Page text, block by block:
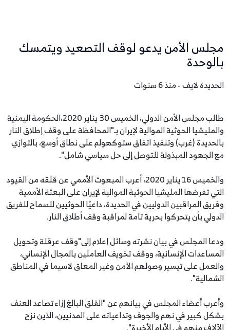
مجلس الأمن يدعو لوقف التصعيد ويتمسك
بالوحدة
الحديدة لايف - منذ 6 سنوات
طالب مجلس الأمن الدولي، الخميس 30 يناير 2020،الحكومة اليمنية
والمليشيا الحوثية الموالية لإيران بـ"المحافظة على وقف إطلاق النار
بالحديدة (غرب) وتنفيذ اتفاق ستوكهولم على نطاق أوسع، بالتوازي
مع الجهود المبذولة للتوصل إلى حل سياسي شامل".
والخميس 16 يناير 2020، أعرب المبعوث الأممي عن قلقه من القيود
التي تفرضها المليشيا الحوثية الموالية لإيران على البعثة الأممية
وفريق المراقبين الدوليين في الحديدة، داعيًا الحوثيين للسماح للفريق
الدولي بأن يتحركوا بحرية تامة لمراقبة وقف أطلاق النار.
ودعا المجلس في بيان نشرته وسائل إعلام إلى"وقف عرقلة وتحويل
المساعدات الإنسانية، ووقف تخويف العاملين بالمجال الإنساني،
والعمل على تيسير وصولهم الآمن وغير المعاق لاسيما في المناطق
الشمالية".
وأعرب أعضاء المجلس في بيانهم عن "القلق البالغ إزاء تصاعد العنف
بشكل كبير في نهم والجوف وتداعياته على المدنيين، الذين نزح